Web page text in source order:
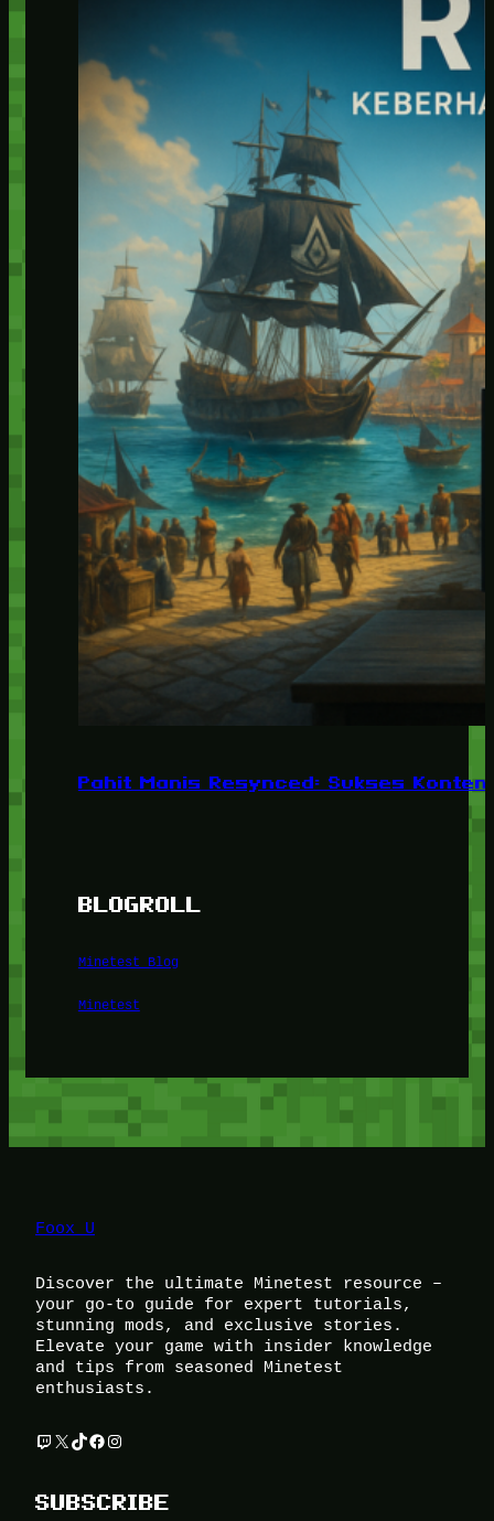
Pahit Manis Resynced: Sukses
BLOGROLL
Minetest Blog
Minetest
Foox U
Discover the ultimate Minetest resource –
your go-to guide for expert tutorials,
stunning mods, and exclusive stories.
Elevate your game with insider knowledge
and tips from seasoned Minetest
enthusiasts.
Twitch X TikTok Facebook Instagram
SUBSCRIBE